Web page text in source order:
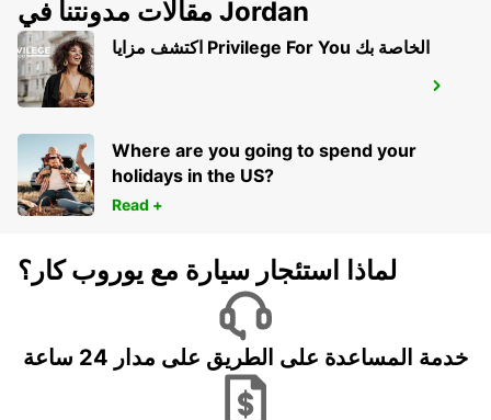
LILLE
مقالات مدونتنا في Jordan
اكتشف مزايا Privilege For You الخاصة بك
Where are you going to spend your
holidays in the US?
Read +
لماذا استئجار سيارة مع يوروب كار؟
خدمة المساعدة على الطريق على مدار 24 ساعة